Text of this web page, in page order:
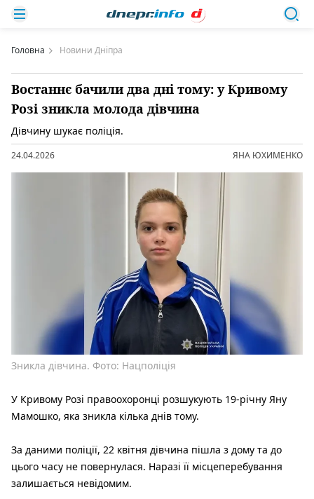
Головна Новини Дніпра
Востаннє бачили два дні тому: у Кривому
Розі зникла молода дівчина
Дівчину шукає поліція.
24.04.2026 ЯНА ЮХИМЕНКО
Зникла дівчина. Фото: Нацполіція
У Кривому Розі правоохоронці розшукують 19-річну Яну
Мамошко, яка зникла кілька днів тому.
За даними поліції, 22 квітня дівчина пішла з дому та до
цього часу не повернулася. Наразі її місцеперебування
залишається невідомим.